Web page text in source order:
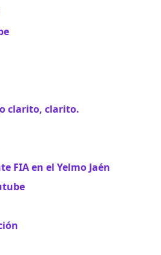
clarito, clarito.
FIA en el Yelmo Jaén